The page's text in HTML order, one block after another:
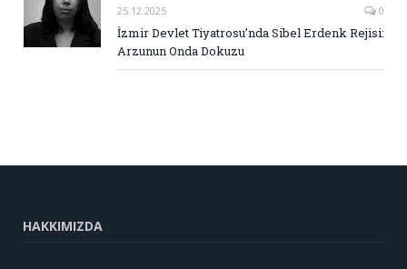
25.12.2025 0
İzmir Devlet Tiyatrosu’nda Sibel Erdenk Rejisi:
Arzunun Onda Dokuzu
HAKKIMIZDA